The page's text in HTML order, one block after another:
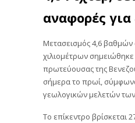
αναφορές για
Μετασεισμός 4,6 βαθμών
χιλιομέτρων σημειώθηκε
πρωτεύουσας της
σήμερα το πρωί,
γεωλογικών μελετών
Το επίκεντρο βρίσκεται